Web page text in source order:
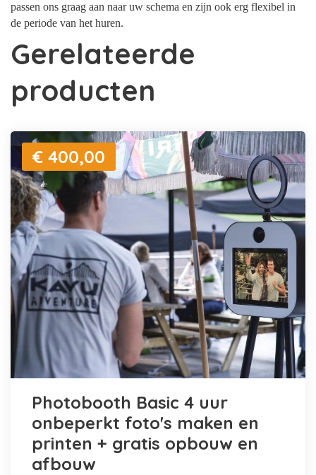
passen ons graag aan naar uw schema en zijn ook erg flexibel in
de periode van het huren.
Gerelateerde
producten
€ 400,00
Photobooth Basic 4 uur
onbeperkt foto's maken en
printen + gratis opbouw en
afbouw